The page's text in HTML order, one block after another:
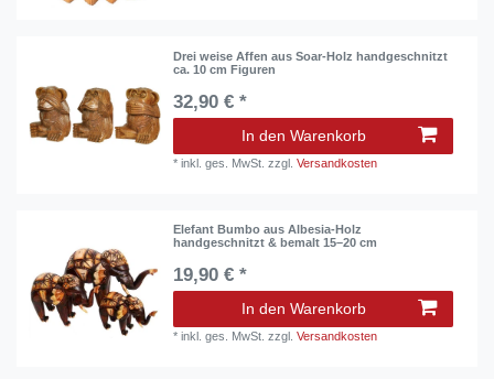
Drei weise Affen aus Soar-Holz handgeschnitzt
ca. 10 cm Figuren
32,90 € *
In den Warenkorb
*inkl. ges. MwSt. zzgl.Versandkosten
Elefant Bumbo aus Albesia-Holz
handgeschnitzt & bemalt 15–20 cm
19,90 € *
In den Warenkorb
*inkl. ges. MwSt. zzgl.Versandkosten